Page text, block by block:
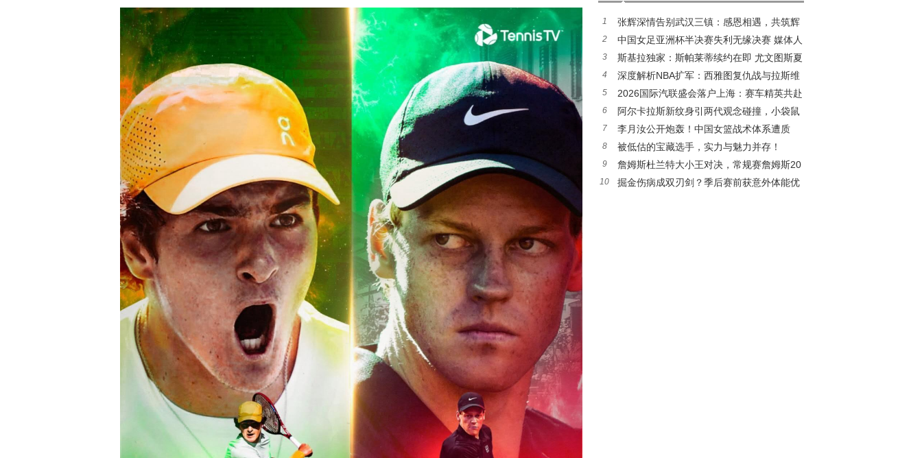
1
张辉深情告别武汉三镇：感恩相遇，共筑辉
煌旅程
2
中国女足亚洲杯半决赛失利无缘决赛 媒体人
热议米利西奇去留
3
斯基拉独家：斯帕莱蒂续约在即 尤文图斯夏
窗五线补强剑指欧冠
4
深度解析NBA扩军：西雅图复仇战与拉斯维
加斯新王朝的资本博弈
5
2026国际汽联盛会落户上海：赛车精英共赴
荣耀之约
6
阿尔卡拉斯新纹身引两代观念碰撞，小袋鼠
成荣耀新印记
7
李月汝公开炮轰！中国女篮战术体系遭质
疑，宫鲁鸣面临下课危机
8 被低估的宝藏选手，实力与魅力并存！
9
詹姆斯杜兰特大小王对决，常规赛詹姆斯20
胜11负，季后赛谁更胜一筹？
10
掘金伤病成双刃剑？季后赛前获意外体能优